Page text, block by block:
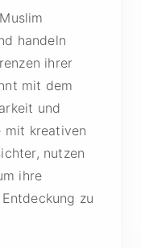
handeln
ihrer
mit dem
und
mit kreativen
nutzen
ihre
zu